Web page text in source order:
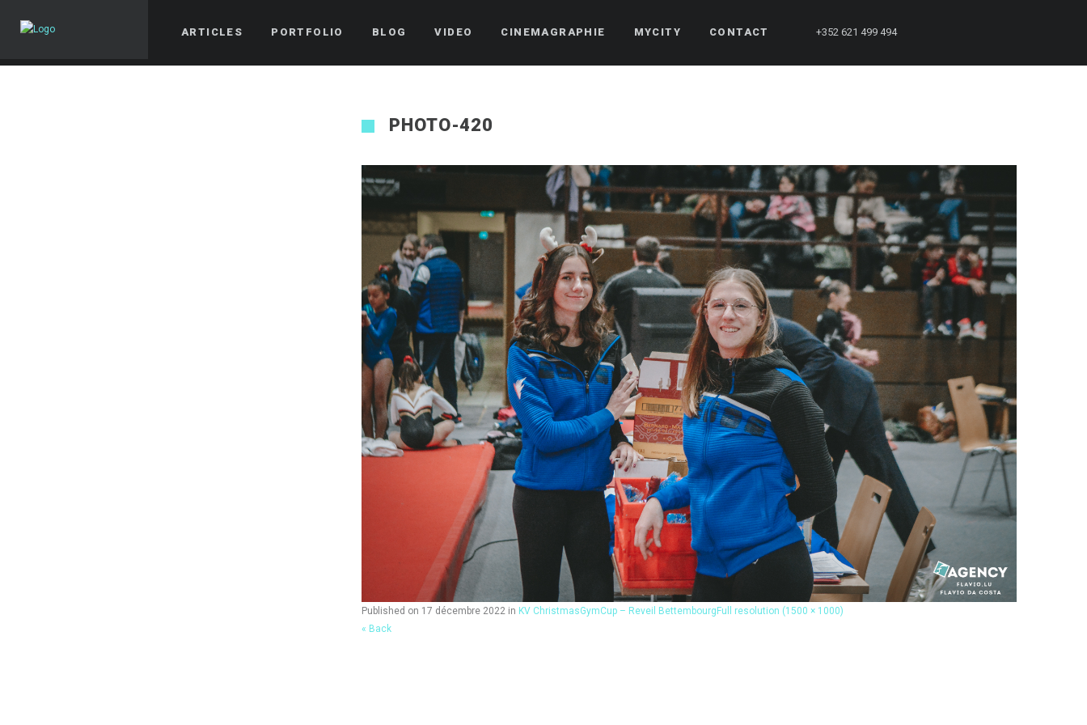
ARTICLES PORTFOLIO BLOG VIDEO CINEMAGRAPHIE MYCITY CONTACT +352 621 499 494
PHOTO-420
Published on 17 décembre 2022 in KV ChristmasGymCup – Reveil Bettembourg Full resolution (1500 × 1000)
« Back